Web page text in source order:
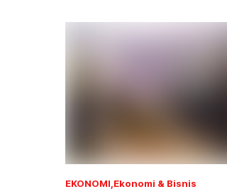
EKONOMI Ekonomi & Bisnis